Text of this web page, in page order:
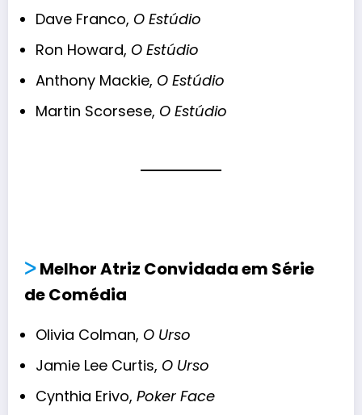
Dave Franco, O Estúdio
Ron Howard, O Estúdio
Anthony Mackie, O Estúdio
Martin Scorsese, O Estúdio
ᐳMelhor Atriz Convidada em Série
de Comédia
Olivia Colman, O Urso
Jamie Lee Curtis, O Urso
Cynthia Erivo, Poker Face